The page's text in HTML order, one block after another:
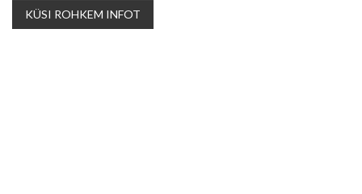
KÜSI ROHKEM INFOT